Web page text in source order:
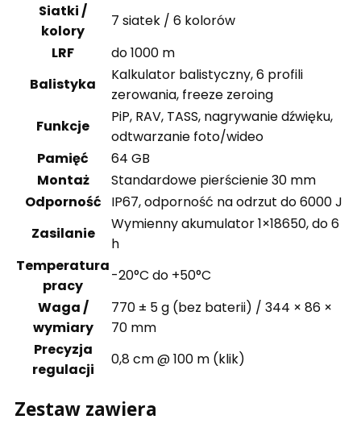
Siatki /
kolory
7 siatek / 6 kolorów
LRF
do 1000 m
Balistyka
Kalkulator balistyczny, 6 profili
zerowania, freeze zeroing
Funkcje
PiP, RAV, TASS, nagrywanie dźwięku,
odtwarzanie foto/wideo
Pamięć
64 GB
Montaż
Standardowe pierścienie 30 mm
Odporność
IP67, odporność na odrzut do 6000 J
Zasilanie
Wymienny akumulator 1×18650, do 6
h
Temperatura
pracy
-20°C do +50°C
Waga /
wymiary
770 ± 5 g (bez baterii) / 344 × 86 ×
70 mm
Precyzja
regulacji
0,8 cm @ 100 m (klik)
Zestaw zawiera